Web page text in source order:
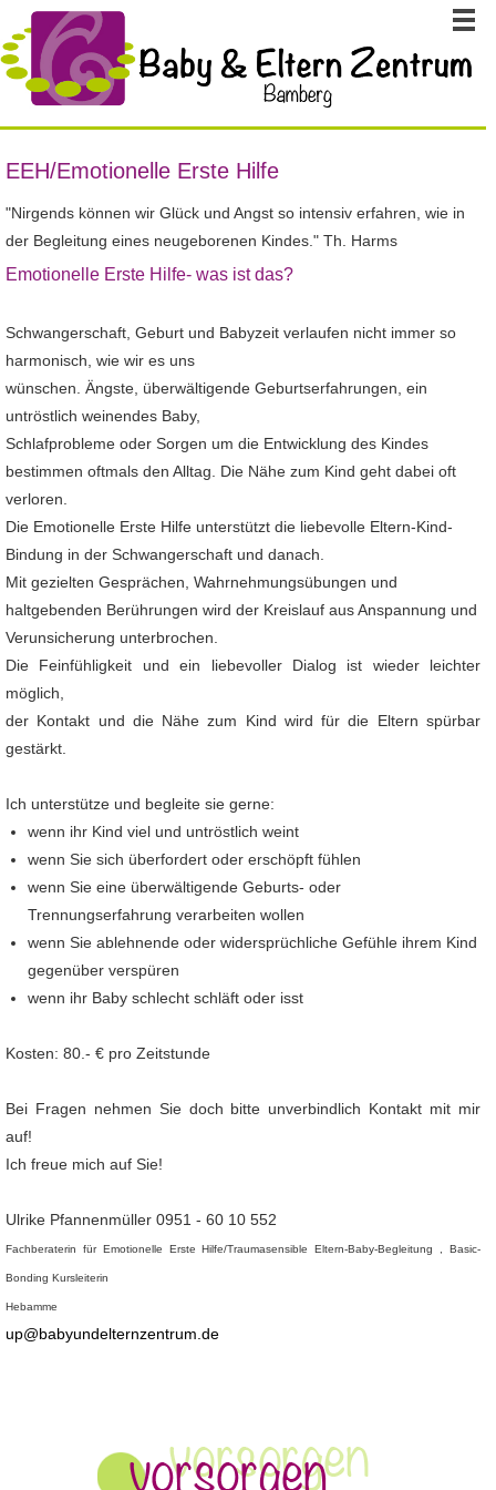
EEH/Emotionelle Erste Hilfe
"Nirgends können wir Glück und Angst so intensiv erfahren, wie in
der Begleitung eines neugeborenen Kindes." Th. Harms
Emotionelle Erste Hilfe- was ist das?
Schwangerschaft, Geburt und Babyzeit verlaufen nicht immer so
harmonisch, wie wir es uns
wünschen. Ängste, überwältigende Geburtserfahrungen, ein
untröstlich weinendes Baby,
Schlafprobleme oder Sorgen um die Entwicklung des Kindes
bestimmen oftmals den Alltag. Die Nähe zum Kind geht dabei oft
verloren.
Die Emotionelle Erste Hilfe unterstützt die liebevolle Eltern-Kind-
Bindung in der Schwangerschaft und danach.
Mit gezielten Gesprächen, Wahrnehmungsübungen und
haltgebenden Berührungen wird der Kreislauf aus Anspannung und
Verunsicherung unterbrochen.
Die Feinfühligkeit und ein liebevoller Dialog ist wieder leichter
möglich,
der Kontakt und die Nähe zum Kind wird für die Eltern spürbar
gestärkt.
Ich unterstütze und begleite sie gerne:
wenn ihr Kind viel und untröstlich weint
wenn Sie sich überfordert oder erschöpft fühlen
wenn Sie eine überwältigende Geburts- oder
Trennungserfahrung verarbeiten wollen
wenn Sie ablehnende oder widersprüchliche Gefühle ihrem Kind
gegenüber verspüren
wenn ihr Baby schlecht schläft oder isst
Kosten: 80.- € pro Zeitstunde
Bei Fragen nehmen Sie doch bitte unverbindlich Kontakt mit mir
auf!
Ich freue mich auf Sie!
Ulrike Pfannenmüller 0951 - 60 10 552
Fachberaterin für Emotionelle Erste Hilfe/Traumasensible Eltern-Baby-Begleitung , Basic-
Bonding Kursleiterin
Hebamme
up@babyundelternzentrum.de